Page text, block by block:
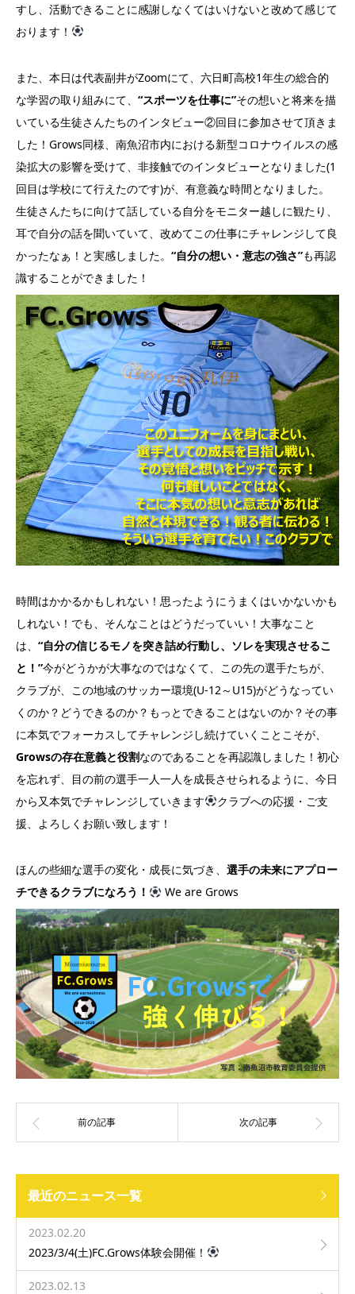
すし、活動できることに感謝しなくてはいけないと改めて感じて
おります！
また、本日は代表副井がZoomにて、六日町高校1年生の総合的
な学習の取り組みにて、 “スポーツを仕事に”その想いと将来を描
いている生徒さんたちのインタビュー②回目に参加させて頂きま
した！Grows同様、南魚沼市内における新型コロナウイルスの感
染拡大の影響を受けて、非接触でのインタビューとなりました(1
回目は学校にて行えたのです)が、有意義な時間となりました。
生徒さんたちに向けて話している自分をモニター越しに観たり、
耳で自分の話を聞いていて、改めてこの仕事にチャレンジして良
かったなぁ！と実感しました。 “自分の想い・意志の強さ”も再認
識することができました！
時間はかかるかもしれない！思ったようにうまくはいかないかも
しれない！でも、そんなことはどうだっていい！大事なこと
は、 “自分の信じるモノを突き詰め行動し、ソレを実現させるこ
と！”今がどうかが大事なのではなくて、この先の選手たちが、
クラブが、この地域のサッカー環境(U-12～U15)がどうなってい
くのか？どうできるのか？もっとできることはないのか？その事
に本気でフォーカスしてチャレンジし続けていくことこそが、
Growsの存在意義と役割なのであることを再認識しました！初心
を忘れず、目の前の選手一人一人を成長させられるように、今日
から又本気でチャレンジしていきます
クラブへの応援・ご支
援、よろしくお願い致します！
ほんの些細な選手の変化・成長に気づき、 選手の未来にアプロー
チできるクラブになろう！
We are Grows
最近のニュース一覧
2023.02.20
2023/3/4(土)FC.Grows体験会開催！
2023.02.13